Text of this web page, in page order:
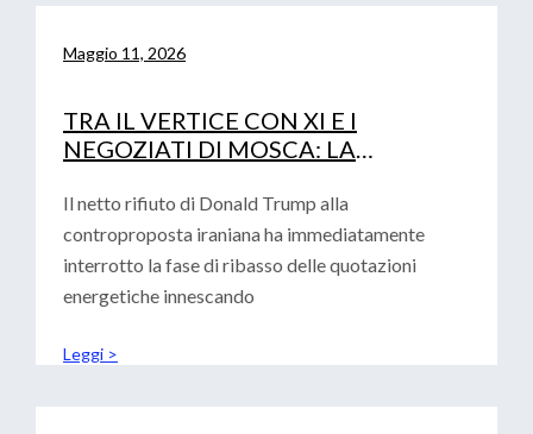
Maggio 11, 2026
TRA IL VERTICE CON XI E I
NEGOZIATI DI MOSCA: LA
PROVA DEI FATTI
Il netto rifiuto di Donald Trump alla
controproposta iraniana ha immediatamente
interrotto la fase di ribasso delle quotazioni
energetiche innescando
Leggi >